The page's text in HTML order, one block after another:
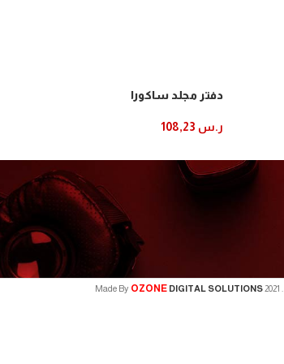
دفتر مجلد ساكورا
ر.س
Made By OZONE DIGITAL SOLUTIONS2021